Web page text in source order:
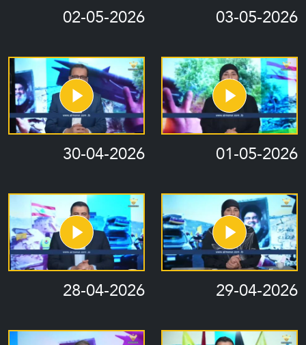
03-05-2026
02-05-2026
01-05-2026
30-04-2026
29-04-2026
28-04-2026